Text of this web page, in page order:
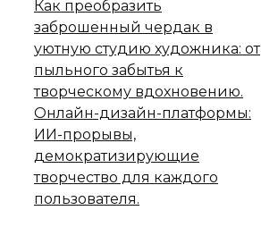
Как преобразить
заброшенный чердак в
уютную студию художника: от
пыльного забытья к
творческому вдохновению.
Онлайн-дизайн-платформы:
ИИ-прорывы,
демократизирующие
творчество для каждого
пользователя.